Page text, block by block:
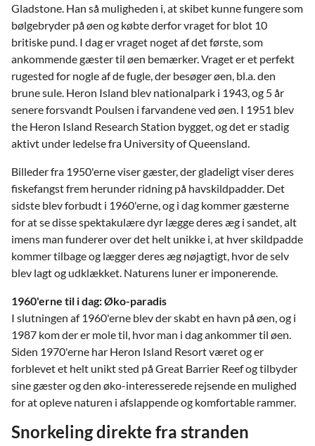
Gladstone. Han så muligheden i, at skibet kunne fungere som
bølgebryder på øen og købte derfor vraget for blot 10
britiske pund. I dag er vraget noget af det første, som
ankommende gæster til øen bemærker. Vraget er et perfekt
rugested for nogle af de fugle, der besøger øen, bl.a. den
brune sule. Heron Island blev nationalpark i 1943, og 5 år
senere forsvandt Poulsen i farvandene ved øen. I 1951 blev
the Heron Island Research Station bygget, og det er stadig
aktivt under ledelse fra University of Queensland.
Billeder fra 1950'erne viser gæster, der gladeligt viser deres
fiskefangst frem herunder ridning på havskildpadder. Det
sidste blev forbudt i 1960'erne, og i dag kommer gæsterne
for at se disse spektakulære dyr lægge deres æg i sandet, alt
imens man funderer over det helt unikke i, at hver skildpadde
kommer tilbage og lægger deres æg nøjagtigt, hvor de selv
blev lagt og udklækket. Naturens luner er imponerende.
1960'erne til i dag: Øko-paradis
I slutningen af 1960'erne blev der skabt en havn på øen, og i
1987 kom der er mole til, hvor man i dag ankommer til øen.
Siden 1970'erne har Heron Island Resort været og er
forblevet et helt unikt sted på Great Barrier Reef og tilbyder
sine gæster og den øko-interesserede rejsende en mulighed
for at opleve naturen i afslappende og komfortable rammer.
Snorkeling direkte fra stranden